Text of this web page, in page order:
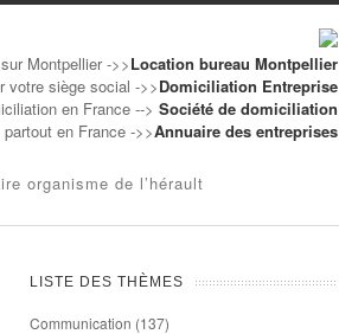
Montpellier ->>Location bureau Montpellier
votre siège social ->>Domiciliation Entreprise
en France --> Société de domiciliation
en France ->>Annuaire des entreprises
organisme de l’hérault
LISTE DES THÈMES
Communication (137)